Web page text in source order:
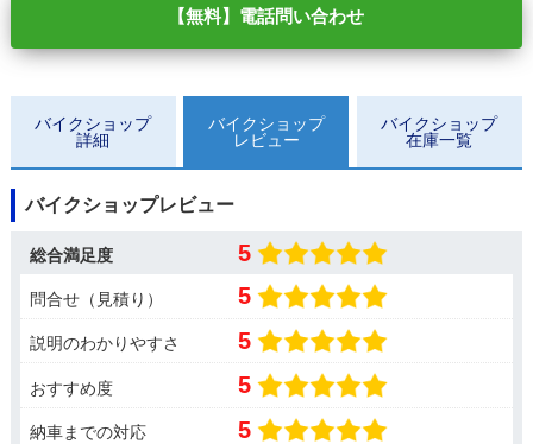
【無料】電話問い合わせ
バイクショップ
詳細
バイクショップ
レビュー
バイクショップ
在庫一覧
バイクショップレビュー
総合満足度 5
問合せ（見積り） 5
説明のわかりやすさ 5
おすすめ度 5
納車までの対応 5